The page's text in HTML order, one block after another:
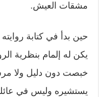
مشقات العيش.
حين بدأ في كتابة
يكن له إلمام بنظرية
خبصت دون دليل ولا
يستشيره وليس في